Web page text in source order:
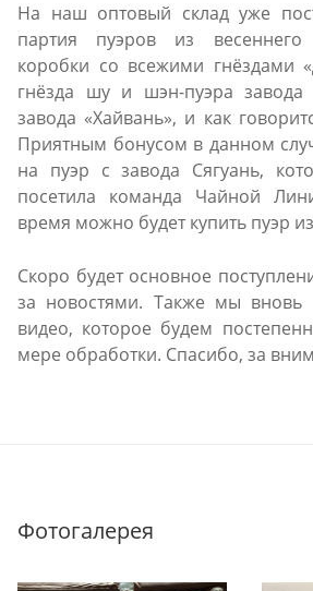
На наш оптовый склад уже
партия пуэров из
коробки со всежими гнёздами
гнёзда шу и шэн-пуэра завода
завода «Хайвань», и как
Приятным бонусом в данном
на пуэр с завода Сягуань,
посетила команда Чайной
время можно будет купить пуэр
Скоро будет основное
за новостями. Также мы вновь
видео, которое будем
мере обработки. Спасибо, за
Фотогалерея